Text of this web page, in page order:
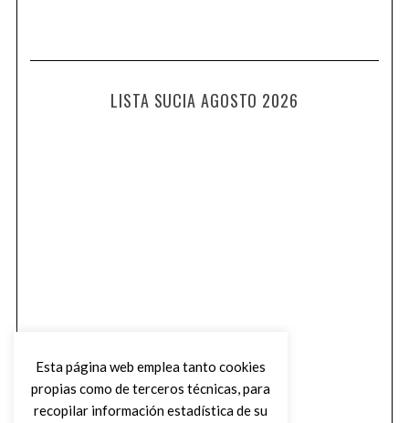
LISTA SUCIA AGOSTO 2026
Esta página web emplea tanto cookies
propias como de terceros técnicas, para
recopilar información estadística de su